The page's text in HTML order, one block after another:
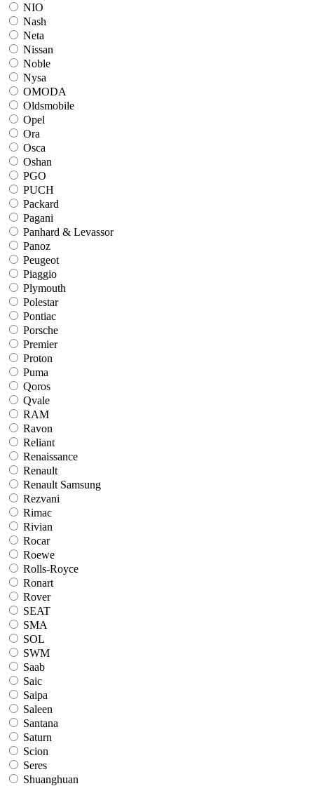
NIO
Nash
Neta
Nissan
Noble
Nysa
OMODA
Oldsmobile
Opel
Ora
Osca
Oshan
PGO
PUCH
Packard
Pagani
Panhard & Levassor
Panoz
Peugeot
Piaggio
Plymouth
Polestar
Pontiac
Porsche
Premier
Proton
Puma
Qoros
Qvale
RAM
Ravon
Reliant
Renaissance
Renault
Renault Samsung
Rezvani
Rimac
Rivian
Rocar
Roewe
Rolls-Royce
Ronart
Rover
SEAT
SMA
SOL
SWM
Saab
Saic
Saipa
Saleen
Santana
Saturn
Scion
Seres
Shuanghuan